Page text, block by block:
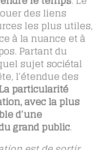
des liens
les plus utiles,
à la nuance et à
Partant du
sujet sociétal
l’étendue des
particularité
avec la plus
d’une
grand public.